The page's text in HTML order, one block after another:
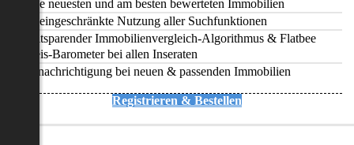
Alle neuesten und am besten bewerteten Immobilien
Uneingeschränkte Nutzung aller Suchfunktionen
Zeitsparender Immobilienvergleich-Algorithmus & Flatbee
Preis-Barometer bei allen Inseraten
Benachrichtigung bei neuen & passenden Immobilien
Registrieren & Bestellen